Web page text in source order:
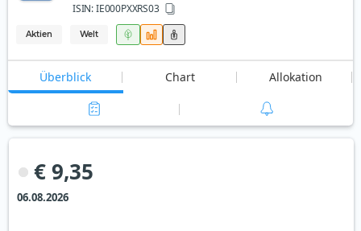
ISIN:IE000PXXRS03
Aktien Welt
Überblick Chart Allokation
€ 9,35
06.08.2026